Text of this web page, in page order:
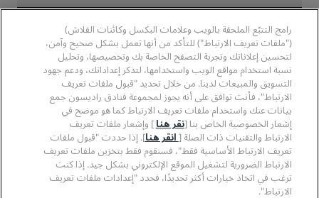
الفنادق المعتمدة في مجال الرياضة
فنادق مناسبة للعائلات
الصحة والسلامة
الوظائف، مجموعة فنادق PPHE
الوظائف في مجموعة فنادق EHL
The Club by RHG
فرص التنمية
الأعمال المسؤولة
المشتريات
الإشعار القانوني
شروط برنامج Radisson Rewards وأحكامه
اتفاقية استخدام الموقع
سهولة التصفح الرقمي
بيان الرق ّ المعاصر
مساعدة
تنبيهات للمستهلكين
بيانات الاتصال
الأسئلة الشائعة
خريطة الموقع
وسائل التواصل الاجتماعي
علامات فنادق راديسون التجارية
رامج التتبّع الملحقة بالويب وعلامات البكسل وكائنات الفلاش)
("ملفات تعريف الارتباط") للتأكد من أنها تعمل بشكل صحيح وآمن،
لتحسين إعلاناتك وتجربة التصفح الخاصة بك وتخصيصها، وتحليل
نسبة استخدام مواقع الويب واستخدامها، لتذكر إعداداتك، ودعم جهود
التسويق والمبيعات لدينا. من خلال تحديد "قبول ملفات تعريف
الارتباط"، فأنت توافق على أنه يجوز لمجموعة فنادق راديسون جمع
بيانات عنك واستخدام ملفات تعريف الارتباط كما هو موضح في
إشعار الخصوصية الخاص بنا [نقر هنا ] وإشعار ملفات تعريف
الارتباط والتقنيات ذات الصلة [ انقر هنا]. إذا حددت "قبول ملفات
تعريف الارتباط الأساسية فقط"، فسنقوم فقط بتخزين ملفات تعريف
الارتباط الضرورية لتشغيل الموقع الإلكتروني بشكل جيد. إذا كنت
ترغب في اتخاذ خيارات أكثر تحديدًا، فحدد "إعدادات ملفات تعريف
الارتباط".